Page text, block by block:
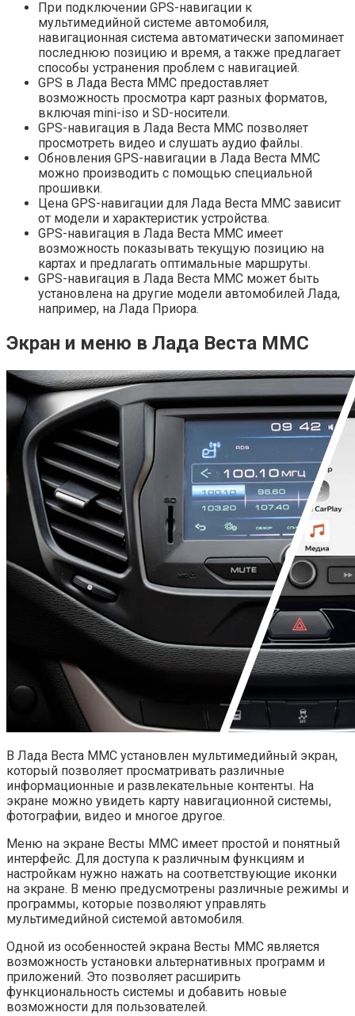
При подключении GPS-навигации к
мультимедийной системе автомобиля,
навигационная система автоматически запоминает
последнюю позицию и время, а также предлагает
способы устранения проблем с навигацией.
GPS в Лада Веста ММС предоставляет
возможность просмотра карт разных форматов,
включая mini-iso и SD-носители.
GPS-навигация в Лада Веста ММС позволяет
просмотреть видео и слушать аудио файлы.
Обновления GPS-навигации в Лада Веста ММС
можно производить с помощью специальной
прошивки.
Цена GPS-навигации для Лада Веста ММС зависит
от модели и характеристик устройства.
GPS-навигация в Лада Веста ММС имеет
возможность показывать текущую позицию на
картах и предлагать оптимальные маршруты.
GPS-навигация в Лада Веста ММС может быть
установлена на другие модели автомобилей Лада,
например, на Лада Приора.
Экран и меню в Лада Веста ММС
В Лада Веста ММС установлен мультимедийный экран,
который позволяет просматривать различные
информационные и развлекательные контенты. На
экране можно увидеть карту навигационной системы,
фотографии, видео и многое другое.
Меню на экране Весты ММС имеет простой и понятный
интерфейс. Для доступа к различным функциям и
настройкам нужно нажать на соответствующие иконки
на экране. В меню предусмотрены различные режимы и
программы, которые позволяют управлять
мультимедийной системой автомобиля.
Одной из особенностей экрана Весты ММС является
возможность установки альтернативных программ и
приложений. Это позволяет расширить
функциональность системы и добавить новые
возможности для пользователей.